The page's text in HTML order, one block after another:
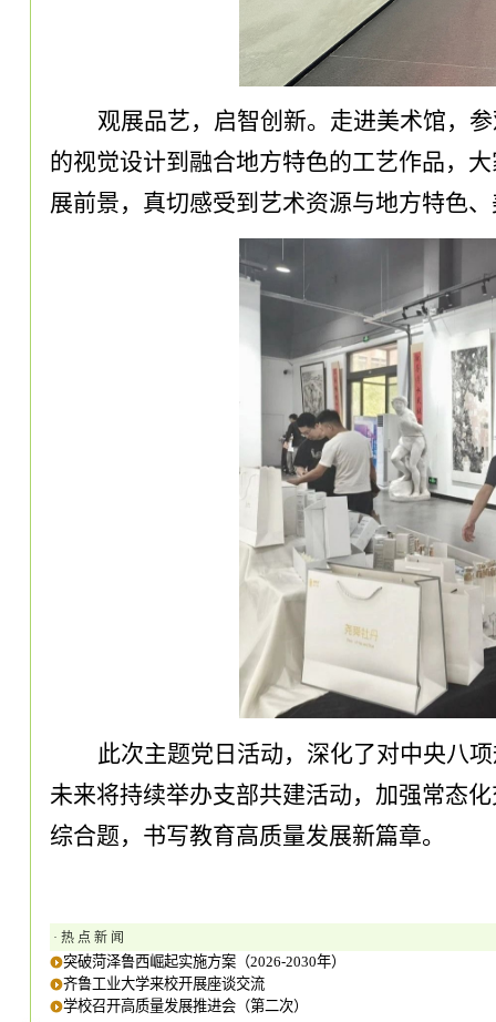
观展品艺，启智创新。走进美术馆，
的视觉设计到融合地方特色的工艺作品，
展前景，真切感受到艺术资源与地方特色
此次主题党日 活动，深化了对中央八
未来将持续举办支部共建活动， 加强常态
综合题，书写教育高质量发展新篇章。
· 热 点 新 闻
突破菏泽鲁西崛起实施方案（2026-2030年）
齐鲁工业大学来校开展座谈交流
学校召开高质量发展推进会（第二次）